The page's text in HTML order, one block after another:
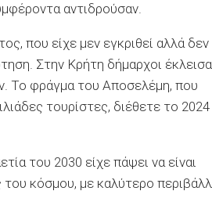
αντιδρούσαν.
που είχε μεν εγκριθεί αλλά δεν
Στην Κρήτη δήμαρχοι
Το φράγμα του Αποσελέμη, που
τουρίστες, διέθετε το 2024
του 2030 είχε πάψει να είναι
του κόσμου, με καλύτερο